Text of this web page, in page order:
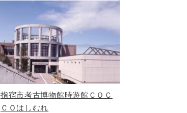
指宿市考古博物館時遊館ＣＯＣ
ＣＯはしむれ